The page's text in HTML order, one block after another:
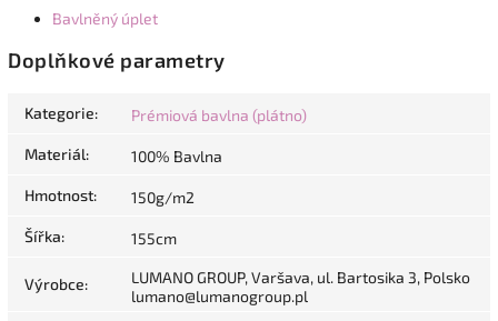
Bavlněný úplet
Doplňkové parametry
Kategorie: Prémiová bavlna (plátno)
Materiál: 100% Bavlna
Hmotnost: 150g/m2
Šířka: 155cm
Výrobce:
LUMANO GROUP, Varšava, ul. Bartosika 3, Polsko
lumano@lumanogroup.pl